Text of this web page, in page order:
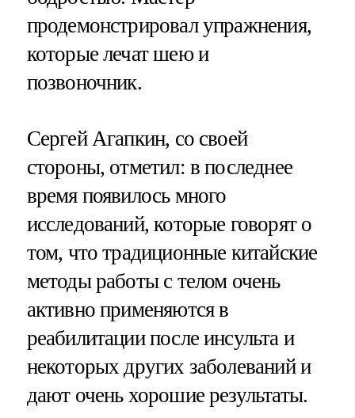
продемонстрировал упражнения,
которые лечат шею и
позвоночник.
Сергей Агапкин, со своей
стороны, отметил: в последнее
время появилось много
исследований, которые говорят о
том, что традиционные китайские
методы работы с телом очень
активно применяются в
реабилитации после инсульта и
некоторых других заболеваний и
дают очень хорошие результаты.